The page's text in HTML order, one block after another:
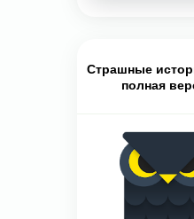
Страшные
полная